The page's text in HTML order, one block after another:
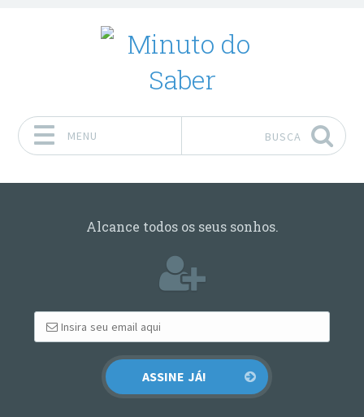
MENU BUSCA
Alcance todos os seus sonhos.